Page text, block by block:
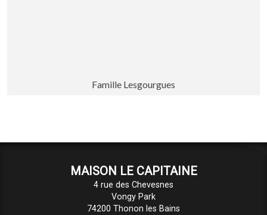
Famille Lesgourgues
MAISON LE CAPITAINE
4 rue des Chevesnes
Vongy Park
74200 Thonon les Bains